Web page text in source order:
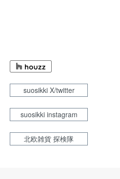
suosikki X/twitter
suosikki instagram
北欧雑貨 探検隊